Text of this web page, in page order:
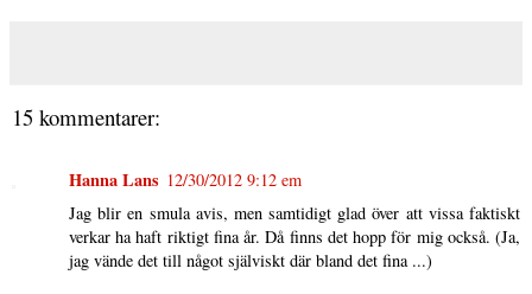
15 kommentarer:
Hanna Lans 12/30/2012 9:12 em
Jag blir en smula avis, men samtidigt glad över att vissa faktiskt
verkar ha haft riktigt fina år. Då finns det hopp för mig också. (Ja,
jag vände det till något själviskt där bland det fina ...)